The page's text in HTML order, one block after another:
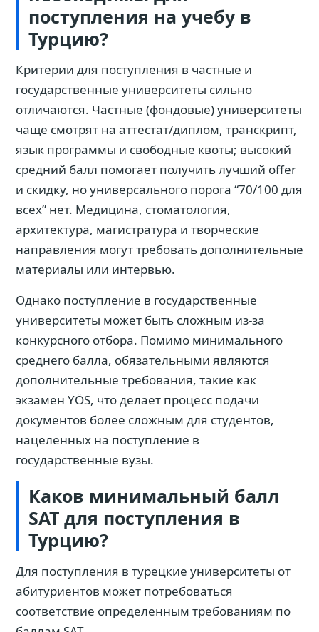
поступления на учебу в
Турцию?
Критерии для поступления в частные и
государственные университеты сильно
отличаются. Частные (фондовые) университеты
чаще смотрят на аттестат/диплом, транскрипт,
язык программы и свободные квоты; высокий
средний балл помогает получить лучший offer
и скидку, но универсального порога “70/100 для
всех” нет. Медицина, стоматология,
архитектура, магистратура и творческие
направления могут требовать дополнительные
материалы или интервью.
Однако поступление в государственные
университеты может быть сложным из-за
конкурсного отбора. Помимо минимального
среднего балла, обязательными являются
дополнительные требования, такие как
экзамен YÖS, что делает процесс подачи
документов более сложным для студентов,
нацеленных на поступление в
государственные вузы.
Каков минимальный балл
SAT для поступления в
Турцию?
Для поступления в турецкие университеты от
абитуриентов может потребоваться
соответствие определенным требованиям по